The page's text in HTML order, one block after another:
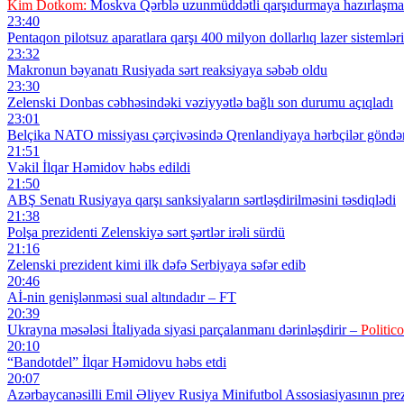
Kim Dotkom: Moskva Qərblə uzunmüddətli qarşıdurmaya
23:40
Pentaqon pilotsuz aparatlara qarşı 400 milyon dollarlıq lazer
23:32
Makronun bəyanatı Rusiyada sərt reaksiyaya səbəb oldu
23:30
Zelenski Donbas cəbhəsindəki vəziyyətlə bağlı son durumu açıqladı
23:01
Belçika NATO missiyası çərçivəsində Qrenlandiyaya hərbçilər
21:51
Vəkil İlqar Həmidov həbs edildi
21:50
ABŞ Senatı Rusiyaya qarşı sanksiyaların sərtləşdirilməsini təsdiqlədi
21:38
Polşa prezidenti Zelenskiyə sərt şərtlər irəli sürdü
21:16
Zelenski prezident kimi ilk dəfə Serbiyaya səfər edib
20:46
Aİ-nin genişlənməsi sual altındadır – FT
20:39
Ukrayna məsələsi İtaliyada siyasi parçalanmanı dərinləşdirir – Politico
20:10
“Bandotdel” İlqar Həmidovu həbs etdi
20:07
Azərbaycanəsilli Emil Əliyev Rusiya Minifutbol Assosiasiyasının